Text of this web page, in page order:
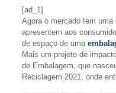
[ad_1]
Agora o mercado tem
apresentem aos
de espaço de uma
Mais um projeto de
de Embalagem, que
Reciclagem 2021, onde